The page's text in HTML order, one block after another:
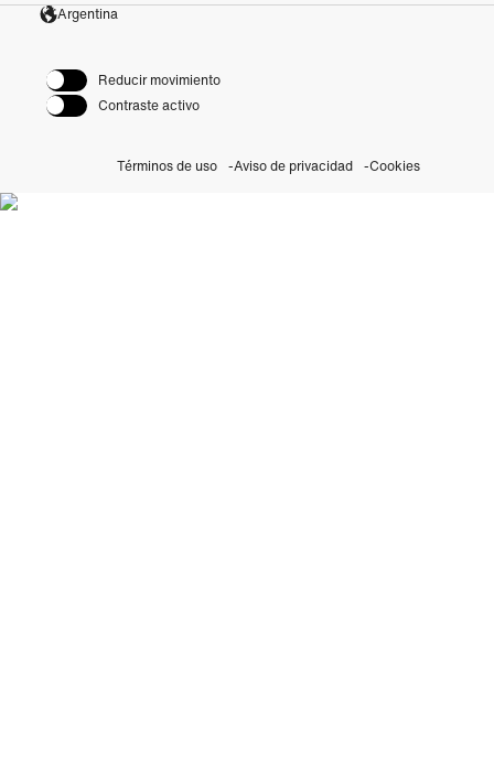
Argentina
Reducir movimiento
Contraste activo
Términos de uso Aviso de privacidad Cookies